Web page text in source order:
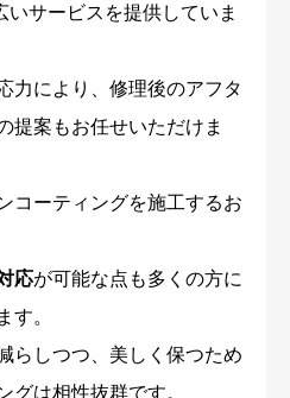
いサービスを提供していま
力により、修理後のアフタ
提案もお任せいただけま
コーティングを施工するお
応が可能な点も多くの方に
す。
らしつつ、美しく保つため
グは相性抜群です。